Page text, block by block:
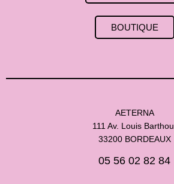
BOUTIQUE
AETERNA
111 Av. Louis Barthou,
33200 BORDEAUX
05 56 02 82 84